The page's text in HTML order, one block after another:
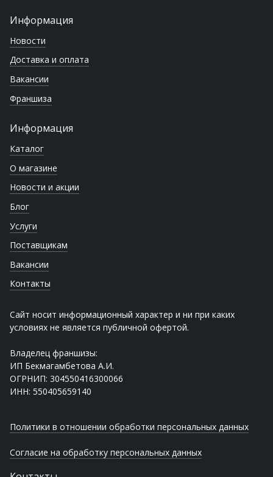
Информация
Новости
Доставка и оплата
Вакансии
Франшиза
Информация
Каталог
О магазине
Новости и акции
Блог
Услуги
Поставщикам
Вакансии
Контакты
Сайт носит информационный характер и ни при каких
условиях не является публичной офертой.
Владелец франшизы:
ИП Бекмагамбетова А.И.
ОГРНИП: 304550416300066
ИНН: 550405659140
Политики в отношении обработки персональных данных
Согласие на обработку персональных данных